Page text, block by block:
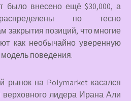
было внесено ещё $30,000, а
по тесно
закрытия позиций, что многие
как необычайно уверенную
поведения.
рынок на Polymarket касался
верховного лидера Ирана Али